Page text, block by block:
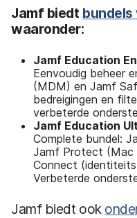
Jamf biedt
waaronder:
Jamf Education
Eenvoudig beheer
(MDM) en Jamf
bedreigingen en
verbeterde
Jamf Education
Complete bundel:
Jamf Protect (Mac
Connect
Verbeterde
Jamf biedt ook